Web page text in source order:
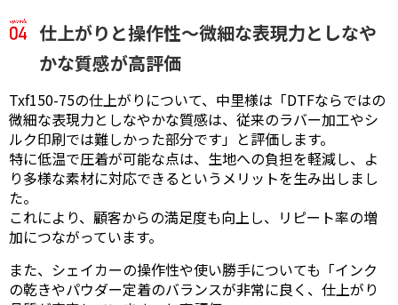
仕上がりと操作性～微細な表現力としなや
かな質感が高評価
Txf150-75の仕上がりについて、中里様は「DTFならではの
微細な表現力としなやかな質感は、従来のラバー加工やシ
ルク印刷では難しかった部分です」と評価します。
特に低温で圧着が可能な点は、生地への負担を軽減し、よ
り多様な素材に対応できるというメリットを生み出しまし
た。
これにより、顧客からの満足度も向上し、リピート率の増
加につながっています。
また、シェイカーの操作性や使い勝手についても「インク
の乾きやパウダー定着のバランスが非常に良く、仕上がり